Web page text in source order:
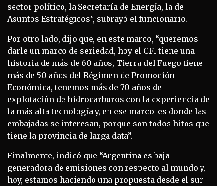
sector político, la Secretaría de Energía, la de
Asuntos Estratégicos”, subrayó el funcionario.
Por otro lado, dijo que, en este marco, “queremos
darle un marco de seriedad, hoy el CFI tiene una
historia de más de 60 años, Tierra del Fuego tiene
más de 50 años del Régimen de Promoción
Económica, tenemos más de 70 años de
explotación de hidrocarburos con la experiencia de
la más alta tecnología y, en ese marco, es donde las
embajadas se interesan, porque son todos hitos que
tiene la provincia de larga data”.
Finalmente, indicó que “Argentina es baja
generadora de emisiones con respecto al mundo y,
hoy, estamos haciendo una propuesta desde el sur